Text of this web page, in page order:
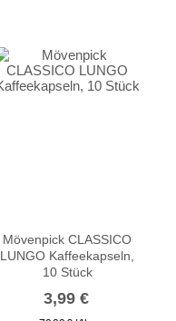
Mövenpick CLASSICO
LUNGO Kaffeekapseln,
10 Stück
3,99 €